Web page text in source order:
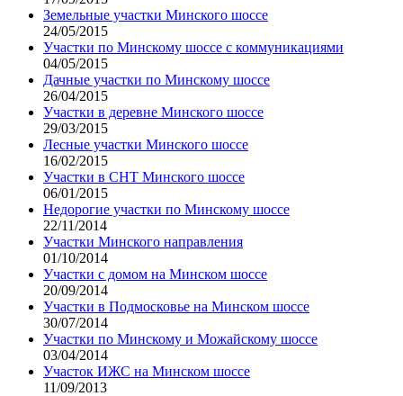
Земельные участки Минского шоссе
24/05/2015
Участки по Минскому шоссе с коммуникациями
04/05/2015
Дачные участки по Минскому шоссе
26/04/2015
Участки в деревне Минского шоссе
29/03/2015
Лесные участки Минского шоссе
16/02/2015
Участки в СНТ Минского шоссе
06/01/2015
Недорогие участки по Минскому шоссе
22/11/2014
Участки Минского направления
01/10/2014
Участки с домом на Минском шоссе
20/09/2014
Участки в Подмосковье на Минском шоссе
30/07/2014
Участки по Минскому и Можайскому шоссе
03/04/2014
Участок ИЖС на Минском шоссе
11/09/2013